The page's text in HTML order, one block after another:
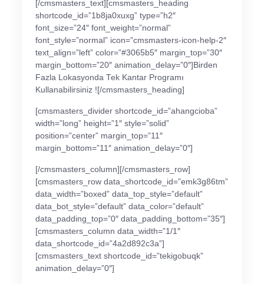
[/cmsmasters_text][cmsmasters_heading
shortcode_id=”1b8ja0xuxg” type=”h2″
font_size=”24″ font_weight=”normal”
font_style=”normal” icon=”cmsmasters-icon-help-2″
text_align=”left” color=”#3065b5″ margin_top=”30″
margin_bottom=”20″ animation_delay=”0″]Birden
Fazla Lokasyonda Tek Kantar Programı
Kullanabilirsiniz ![/cmsmasters_heading]
[cmsmasters_divider shortcode_id=”ahangcioba”
width=”long” height=”1″ style=”solid”
position=”center” margin_top=”11″
margin_bottom=”11″ animation_delay=”0″]
[/cmsmasters_column][/cmsmasters_row]
[cmsmasters_row data_shortcode_id=”emk3g86tm”
data_width=”boxed” data_top_style=”default”
data_bot_style=”default” data_color=”default”
data_padding_top=”0″ data_padding_bottom=”35″]
[cmsmasters_column data_width=”1/1″
data_shortcode_id=”4a2d892c3a”]
[cmsmasters_text shortcode_id=”tekigobuqk”
animation_delay=”0″]